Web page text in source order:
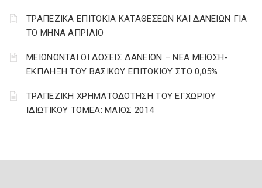
ΤΡΑΠΕΖΙΚΑ ΕΠΙΤΟΚΙΑ ΚΑΤΑΘΕΣΕΩΝ ΚΑΙ ΔΑΝΕΙΩΝ ΓΙΑ
ΤΟ ΜΗΝΑ ΑΠΡΙΛΙΟ
ΜΕΙΩΝΟΝΤΑΙ ΟΙ ΔΟΣΕΙΣ ΔΑΝΕΙΩΝ – ΝΕΑ ΜΕΙΩΣΗ-
ΕΚΠΛΗΞΗ ΤΟΥ ΒΑΣΙΚΟΥ ΕΠΙΤΟΚΙΟΥ ΣΤΟ 0,05%
ΤΡΑΠΕΖΙΚΗ ΧΡΗΜΑΤΟΔΟΤΗΣΗ ΤΟΥ ΕΓΧΩΡΙΟΥ
ΙΔΙΩΤΙΚΟΥ ΤΟΜΕΑ: ΜΑΙΟΣ 2014